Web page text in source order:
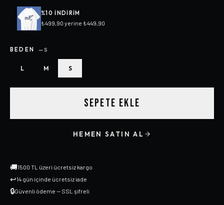
%10 INDIRIM
₺499,90 yerine ₺449,90
BEDEN —S
L M S
SEPETE EKLE
HEMEN SATIN AL
🚚1500 TL üzeri ücretsiz kargo
↩14 gün içinde ücretsiz iade
🔒Güvenli ödeme — SSL şifreli